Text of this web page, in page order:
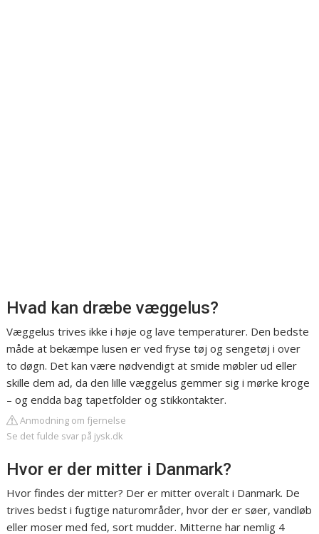
Hvad kan dræbe væggelus?
Væggelus trives ikke i høje og lave temperaturer. Den bedste
måde at bekæmpe lusen er ved fryse tøj og sengetøj i over
to døgn. Det kan være nødvendigt at smide møbler ud eller
skille dem ad, da den lille væggelus gemmer sig i mørke kroge
– og endda bag tapetfolder og stikkontakter.
Anmodning om fjernelse
Se det fulde svar på jysk.dk
Hvor er der mitter i Danmark?
Hvor findes der mitter? Der er mitter overalt i Danmark. De
trives bedst i fugtige naturområder, hvor der er søer, vandløb
eller moser med fed, sort mudder. Mitterne har nemlig 4